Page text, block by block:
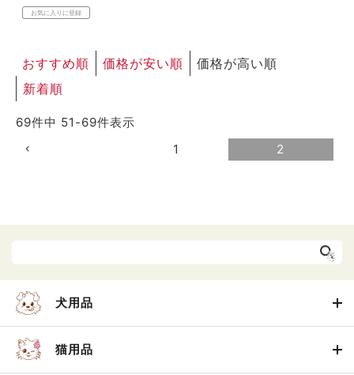
お気に入りに登録
おすすめ順 価格が安い順
価格が高い順
新着順
69件中 51 -69件表示
1
2
犬用品
猫用品